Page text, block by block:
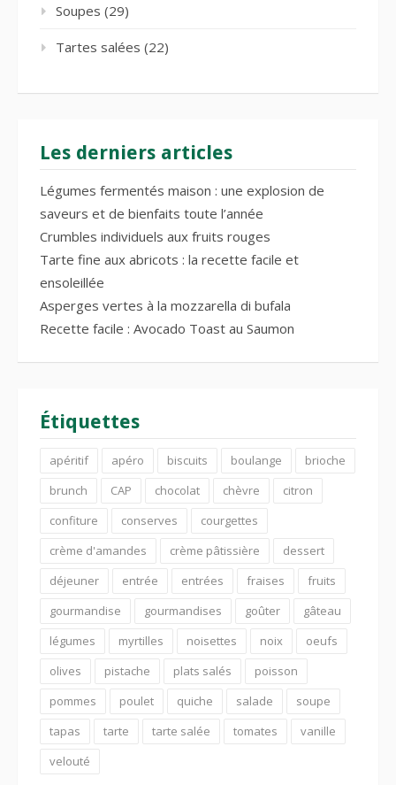
Soupes (29)
Tartes salées (22)
Les derniers articles
Légumes fermentés maison : une explosion de
saveurs et de bienfaits toute l’année
Crumbles individuels aux fruits rouges
Tarte fine aux abricots : la recette facile et
ensoleillée
Asperges vertes à la mozzarella di bufala
Recette facile : Avocado Toast au Saumon
Étiquettes
apéritif apéro biscuits boulange
brioche
brunch
CAP chocolat chèvre
citron
confiture
conserves
courgettes
crème d'amandes
crème pâtissière
dessert
déjeuner
entrée entrées fraises
fruits
gourmandise
gourmandises goûter
gâteau
légumes
myrtilles noisettes noix
oeufs
olives
pistache plats salés
poisson
pommes
poulet quiche salade
soupe
tapas
tarte tarte salée tomates
vanille
velouté